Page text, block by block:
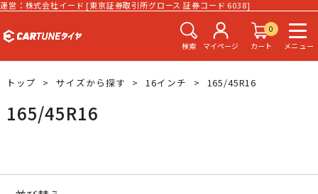
運営：株式会社イード [東京証券取引所グロース 証券コード 6038]
検索 マイページ
0
カート
メニュー
トップ サイズから探す 16インチ 165/45R16
165/45R16